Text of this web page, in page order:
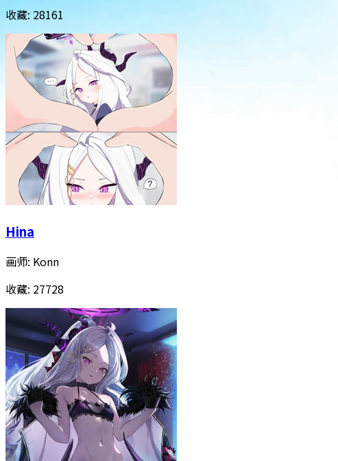
收藏: 28161
Hina
画师: Konn
收藏: 27728